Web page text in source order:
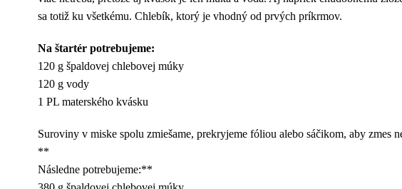
sa totiž ku všetkému. Chlebík, ktorý je vhodný od prvých príkrmov.
Na štartér potrebujeme:
120 g špaldovej chlebovej múky
120 g vody
1 PL materského kvásku
Suroviny v miske spolu zmiešame, prekryjeme fóliou alebo sáčikom, aby zmes
**
Následne potrebujeme:**